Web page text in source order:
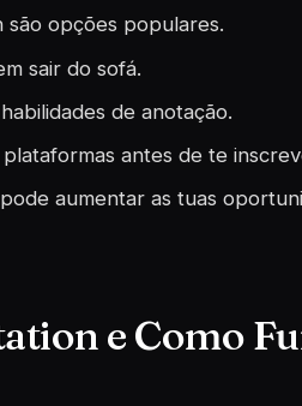
opções populares.
sair do sofá.
de anotação.
antes de te
aumentar as tuas
e Como